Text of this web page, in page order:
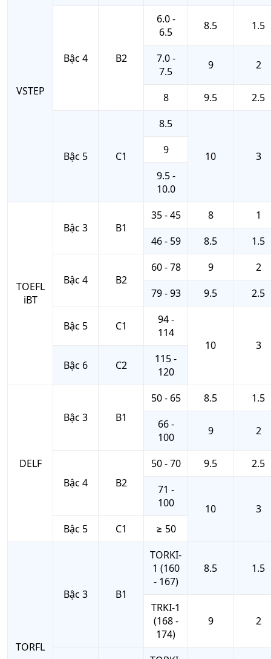
VSTEP
Bậc 4 B2
6.0 -
6.5
8.5 1.5
7.0 -
7.5
9 2
8 9.5 2.5
Bậc 5 C1
8.5
10 3
9
9.5 -
10.0
TOEFL
iBT
Bậc 3 B1
35 - 45 8
1
46 - 59
8.5 1.5
Bậc 4 B2
60 - 78 9
2
79 - 93
9.5 2.5
Bậc 5 C1
94 -
114
10
3
Bậc 6
C2
115 -
120
DELF
Bậc 3 B1
50 - 65 8.5
1.5
66 -
100
9 2
Bậc 4 B2
50 - 70 9.5
2.5
71 -
100
10
3
Bậc 5
C1 ≥ 50
TORFL
Bậc 3 B1
TORKI-
1 (160
- 167)
8.5 1.5
TRKI-1
(168 -
174)
9 2